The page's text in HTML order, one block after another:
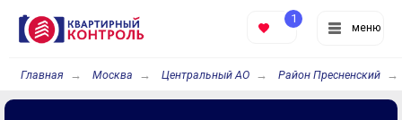
меню
1
Главная Москва Центральный АО Район Пресненский